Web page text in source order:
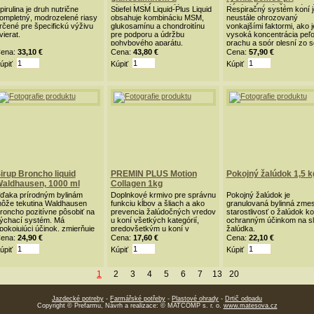
je druh nutrične
modrozelené riasy
pre špecifickú výživu
33,10 €
chondroitínom, 1l
Stiefel MSM Liquid-Plus Liquid
obsahuje kombináciu MSM,
glukosamínu a chondroitínu
pre podporu a údržbu
pohybového aparátu.
Cena: 43,80 €
Kúpiť
dýchacích
pre kone 1000 ml
Respiračný systém koní
neustále ohrozovaný
vonkajšími faktormi, ako
vysoká koncentrácia
prachu a spór plesní zo
či podstielky.
Cena: 57,90 €
Kúpiť
Broncho liquid
1000 ml
prírodným bylinám
tekutina Waldhausen
pozitívne pôsobiť na
systém. Má
účinok, zmierňuje
problémy a pôsobí
24,90 €
PREMIN PLUS Motion
Collagen 1kg
Doplnkové krmivo pre správnu
funkciu kĺbov a šliach a ako
prevencia žalúdočných vredov
u koní všetkých kategórií,
predovšetkým u koní v
športovej alebo dostihovej
záťaži.
Cena: 17,60 €
Kúpiť
Pokojný žalúdok 1,5
Pokojný žalúdok je
granulovaná bylinná
starostlivosť o žalúdok
ochranným účinkom na
žalúdka.
Cena: 22,10 €
Kúpiť
1 2 3 4 5 6 7 13 20
Jazdecké potreby - Farmářské potřeby - Plastové ohrady - Drtič odpadu
Copyright © Prefarmu, Návrh a realizace: © MATCOMP s. r. o. www.matesova.cz